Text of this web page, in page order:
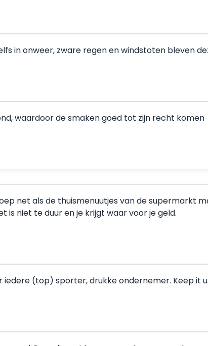
in onweer, zware regen en windstoten bleven
waardoor de smaken goed tot zijn recht komen
net als de thuismenuutjes van de supermarkt
is niet te duur en je krijgt waar voor je geld.
(top) sporter, drukke ondernemer. Keep it